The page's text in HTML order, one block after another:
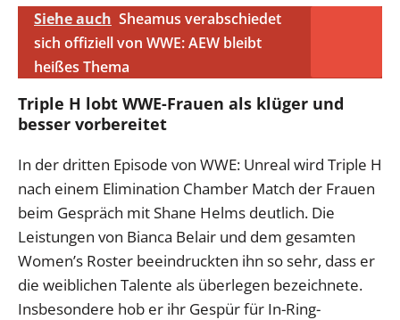
Siehe auch Sheamus verabschiedet
sich offiziell von WWE: AEW bleibt
heißes Thema
Triple H lobt WWE-Frauen als klüger und
besser vorbereitet
In der dritten Episode von WWE: Unreal wird Triple H
nach einem Elimination Chamber Match der Frauen
beim Gespräch mit Shane Helms deutlich. Die
Leistungen von Bianca Belair und dem gesamten
Women’s Roster beeindruckten ihn so sehr, dass er
die weiblichen Talente als überlegen bezeichnete.
Insbesondere hob er ihr Gespür für In-Ring-